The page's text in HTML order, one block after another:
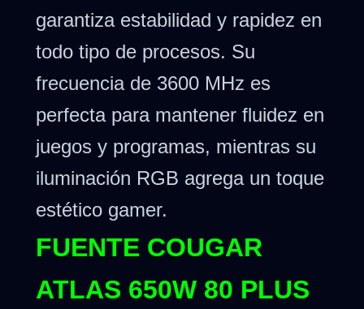
garantiza estabilidad y rapidez en
todo tipo de procesos. Su
frecuencia de 3600 MHz es
perfecta para mantener fluidez en
juegos y programas, mientras su
iluminación RGB agrega un toque
estético gamer.
FUENTE COUGAR
ATLAS 650W 80 PLUS